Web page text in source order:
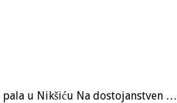
pala u Nikšiću Na dostojanstven …